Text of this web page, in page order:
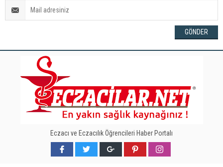
Eczacı ve Eczacılık Öğrencileri Haber Portalı